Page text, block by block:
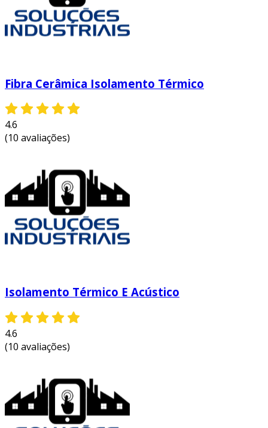
Fibra Cerâmica Isolamento Térmico
4.6
(10 avaliações)
Isolamento Térmico E Acústico
4.6
(10 avaliações)